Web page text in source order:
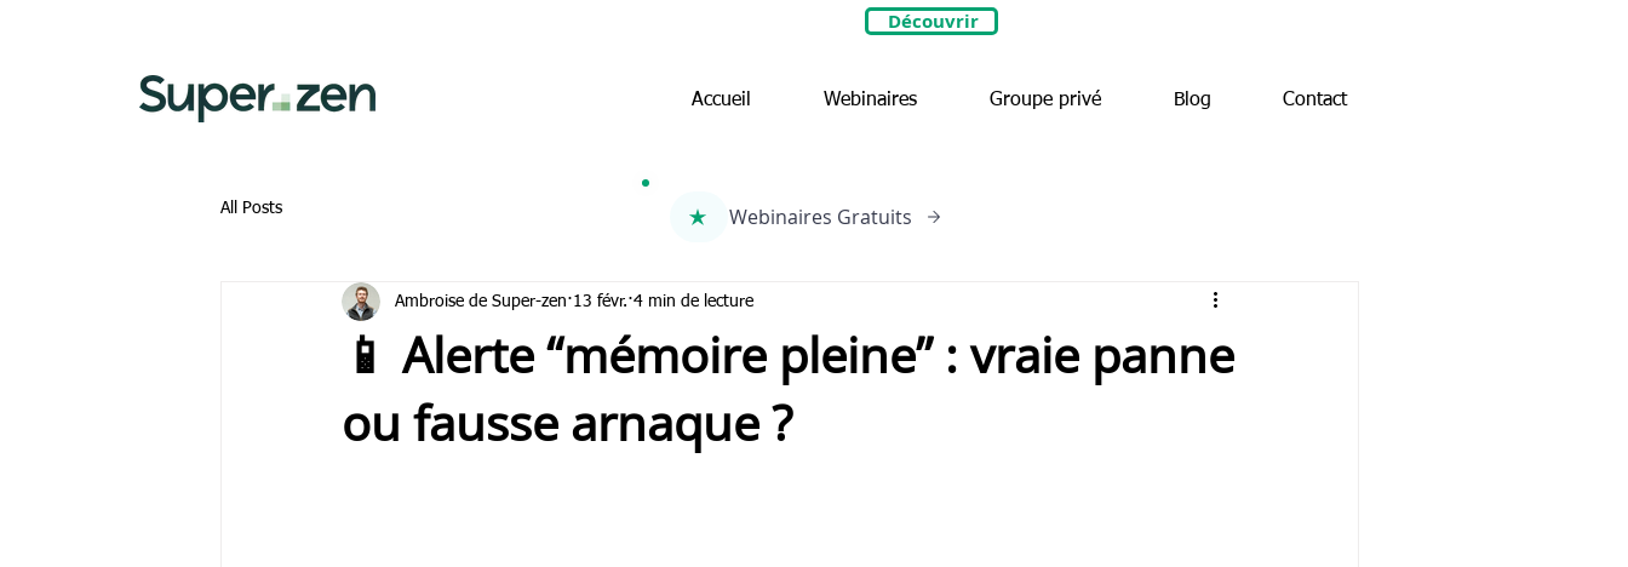
Découvrir
Accueil Webinaires Groupe privé Blog Contact
All Posts
📱 Alerte “mémoire pleine” : vraie panne
ou fausse arnaque ?
Ambroise de Super-zen 13 févr. 4 min de lecture
Webinaires Gratuits